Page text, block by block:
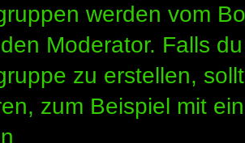
werden vom
Moderator. Falls
zu erstellen,
zum Beispiel mit